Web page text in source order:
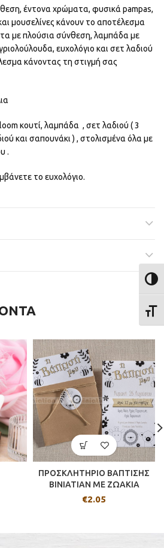
έντονα χρώματα, φυσικά pampas,
μουσελίνες κάνουν το αποτέλεσμα
με πλούσια σύνθεση, λαμπάδα με
ευχολόγιο και σετ λαδιού
κάνοντας τη στιγμή σας
κουτί, λαμπάδα , σετ λαδιού ( 3
και σαπουνάκι ) , στολισμένα όλα με
.
το ευχολόγιο.
ΠΡΟΣΚΛΗΤΗΡΙΟ ΒΑΠΤΙΣΗΣ
BINIATIAN ΜΕ ΖΩΑΚΙΑ
€2.05